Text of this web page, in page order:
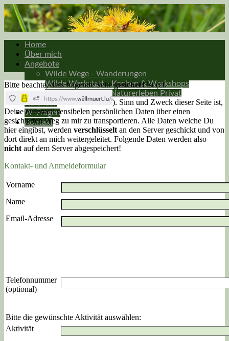
Home
Über mich
Angebote
Wilde Wege - Wanderungen
Wilde Werkstatt - Kochen & Workshops
Wildpflanzen und Naturerleben Privat
Kalendar
W-Fragen
Kontakt
Bitte beachte, dass folgende Seitegesichertist (cf.
). Sinn und Zweck dieser Seite ist,
Deine eventuell sensibelen persönlichen Daten über einen
gesichterten Weg zu mir zu transportieren. Alle Daten welche Du
hier eingibst, werden verschlüsselt an den Server geschickt und von
dort direkt an mich weitergeleitet. Folgende Daten werden also
nicht auf dem Server abgespeichert!
Kontakt- und Anmeldeformular
Vorname
Name
Email-Adresse
Telefonnummer
(optional)
Bitte die gewünschte Aktivität auswählen:
Aktivität